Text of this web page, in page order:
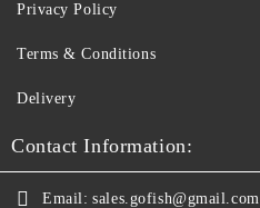
Privacy Policy
Terms & Conditions
Delivery
Contact Information:
Email: sales.gofish@gmail.com